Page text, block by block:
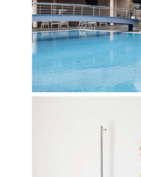
Diskoteka
Stalo tenisas
Už papildomą mokestį:
Soliariumas
Turkiška pirtis
Masažas: už papildomą
SPA centras (2-16 metų
Treniruoklių salė
Sauna: už papildomą
Sūkurinė vonia (SPA